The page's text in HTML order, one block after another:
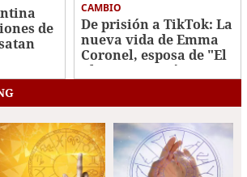
de
CAMBIO
De prisión a TikTok: La
nueva vida de Emma
Coronel, esposa de "El
Chapo" Guzmán